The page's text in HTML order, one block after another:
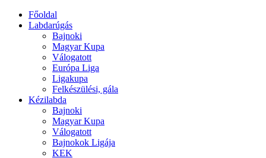
Főoldal
Labdarúgás
Bajnoki
Magyar Kupa
Válogatott
Európa Liga
Ligakupa
Felkészülési, gála
Kézilabda
Bajnoki
Magyar Kupa
Válogatott
Bajnokok Ligája
KEK